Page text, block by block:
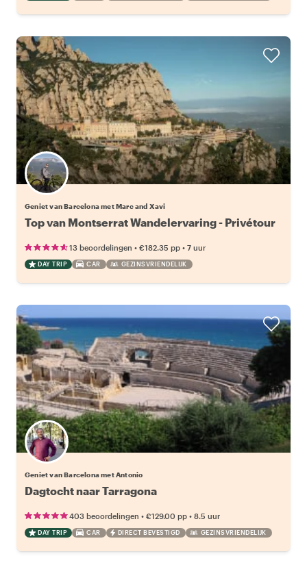
Geniet van Barcelona met Marc and Xavi
Top van Montserrat Wandelervaring - Privétour
13 beoordelingen • €182.35 pp • 7 uur
DAY TRIP CAR GEZINSVRIENDELIJK
Geniet van Barcelona met Antonio
Dagtocht naar Tarragona
403 beoordelingen • €129.00 pp • 8.5 uur
DAY TRIP CAR DIRECT BEVESTIGD GEZINSVRIENDELIJK